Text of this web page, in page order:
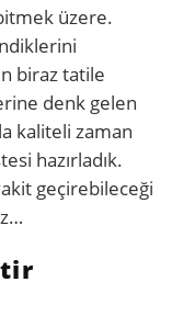
üzere.
biraz tatile
denk gelen
kaliteli zaman
hazırladık.
geçirebileceği